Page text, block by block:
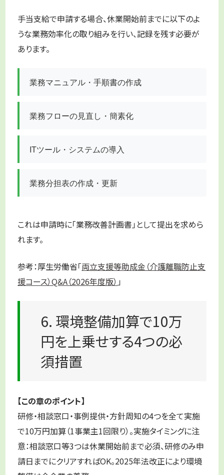
手当支給で申請する場合、休業開始前までに以下のよ
うな業務効率化の取り組みを行い、記録を残す必要が
あります。
業務マニュアル・手順書の作成
業務フローの見直し・簡素化
ITツール・システムの導入
業務分担表の作成・更新
これは申請時に「業務改善計画書」として提出を求めら
れます。
参考：厚生労働省「両立支援等助成金（介護離職防止支
援コース）Q&A（2026年度版） 」
6. 環境整備加算で10万
円を上乗せする4つの必
須措置
【この章のポイント】
研修・相談窓口・事例提供・方針周知の4つを全て実施
で10万円加算（1事業主1回限り）。実施タイミングに注
意：相談窓口等3つは休業開始前まで必須、研修のみ申
請日までにクリアすればOK。2025年法改正により環境